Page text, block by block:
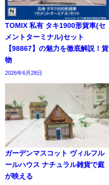
TOMIX 私有 タキ1900形貨車(セ
メントターミナル)セット
【98867】の魅力を徹底解説！貨
物
2026年6月28日
ガーデンマスコット ヴィルフル
ールハウス ナチュラル雑貨で庭
が映える